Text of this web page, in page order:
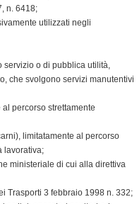
n. 6418;
utilizzati negli
o di pubblica utilità,
che svolgono servizi manutentivi
percorso strettamente
limitatamente al percorso
lavorativa;
ministeriale di cui alla direttiva
Trasporti 3 febbraio 1998 n. 332;